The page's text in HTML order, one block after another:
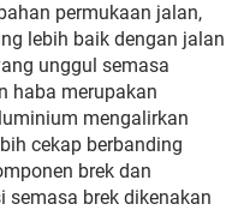
permukaan jalan,
lebih baik dengan jalan
unggul semasa
haba merupakan
mengalirkan
cekap berbanding
brek dan
semasa brek dikenakan